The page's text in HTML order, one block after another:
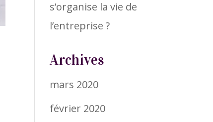
s’organise la vie de
l’entreprise ?
Archives
mars 2020
février 2020